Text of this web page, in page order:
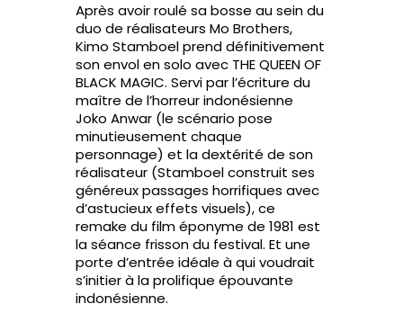
Après avoir roulé sa bosse au sein du
duo de réalisateurs Mo Brothers,
Kimo Stamboel prend définitivement
son envol en solo avec THE QUEEN OF
BLACK MAGIC. Servi par l’écriture du
maître de l’horreur indonésienne
Joko Anwar (le scénario pose
minutieusement chaque
personnage) et la dextérité de son
réalisateur (Stamboel construit ses
généreux passages horrifiques avec
d’astucieux effets visuels), ce
remake du film éponyme de 1981 est
la séance frisson du festival. Et une
porte d’entrée idéale à qui voudrait
s’initier à la prolifique épouvante
indonésienne.